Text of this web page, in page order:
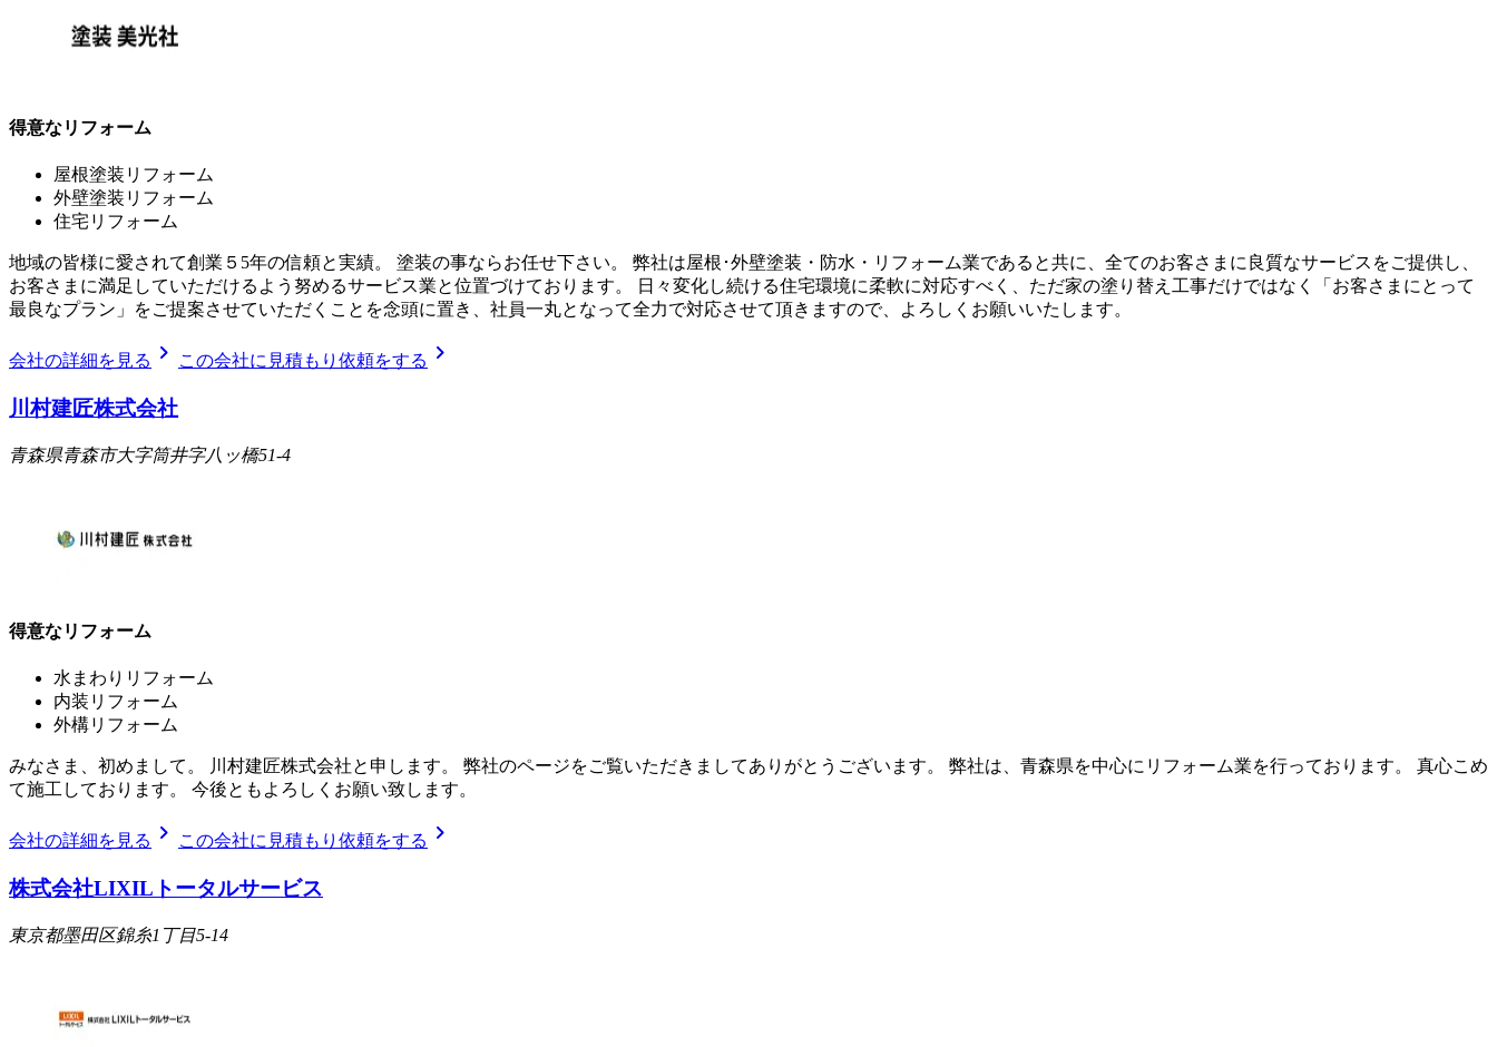
得意なリフォーム
屋根塗装リフォーム
外壁塗装リフォーム
住宅リフォーム
地域の皆様に愛されて創業５5年の信頼と実績。 塗装の事ならお任せ下さい。 弊社は屋根･外壁塗装・防水・リフォーム業であると共に、全てのお客さまに良質なサービスをご提供し、
お客さまに満足していただけるよう努めるサービス業と位置づけております。 日々変化し続ける住宅環境に柔軟に対応すべく、ただ家の塗り替え工事だけではなく「お客さまにとって
最良なプラン」をご提案させていただくことを念頭に置き、社員一丸となって全力で対応させて頂きますので、よろしくお願いいたします。
会社の詳細を見る chevron_right この会社に見積もり依頼をする chevron_right
川村建匠株式会社
青森県青森市大字筒井字八ッ橋51-4
得意なリフォーム
水まわりリフォーム
内装リフォーム
外構リフォーム
みなさま、初めまして。 川村建匠株式会社と申します。 弊社のページをご覧いただきましてありがとうございます。 弊社は、青森県を中心にリフォーム業を行っております。 真心こめ
て施工しております。 今後ともよろしくお願い致します。
会社の詳細を見る chevron_right この会社に見積もり依頼をする chevron_right
株式会社LIXILトータルサービス
東京都墨田区錦糸1丁目5-14